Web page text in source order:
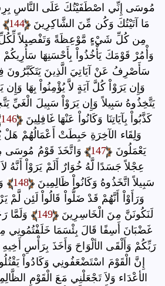
مُوسَى إِنِّي اصْطَفَيْتُكَ عَلَى النَّاسِ
مَا آتَيْتُكَ وَكُن مِّنَ الشَّاكِرِينَ 144
مِن كُلِّ شَيْءٍ مَّوْعِظَةً وَتَفْصِيلاً
وَأْمُرْ قَوْمَكَ يَأْخُذُواْ بِأَحْسَنِهَا
سَأَصْرِفُ عَنْ آيَاتِيَ الَّذِينَ يَتَكَبَّرُونَ
وَإِن يَرَوْاْ كُلَّ آيَةٍ لاَّ يُؤْمِنُواْ بِهَا
يَتَّخِذُوهُ سَبِيلاً وَإِن يَرَوْاْ سَبِيلَ الْغَيِّ
كَذَّبُواْ بِآيَاتِنَا وَكَانُواْ عَنْهَا غَافِلِينَ 146
وَلِقَاء الآخِرَةِ حَبِطَتْ أَعْمَالُهُمْ هَلْ
يَعْمَلُونَ
147 وَاتَّخَذَ قَوْمُ مُوسَى
عِجْلاً جَسَدًا لَّهُ خُوَارٌ أَلَمْ يَرَوْاْ أَنَّهُ
سَبِيلاً اتَّخَذُوهُ وَكَانُواْ ظَالِمِينَ
148
وَرَأَوْاْ أَنَّهُمْ قَدْ ضَلُّواْ قَالُواْ لَئِن لَّمْ
لَنَكُونَنَّ مِنَ الْخَاسِرِينَ
149
وَلَمَّا
غَضْبَانَ أَسِفًا قَالَ بِئْسَمَا خَلَفْتُمُونِي
رَبِّكُمْ وَأَلْقَى الألْوَاحَ وَأَخَذَ بِرَأْسِ
إِنَّ الْقَوْمَ اسْتَضْعَفُونِي وَكَادُواْ
الأعْدَاء وَلاَ تَجْعَلْنِي مَعَ الْقَوْمِ